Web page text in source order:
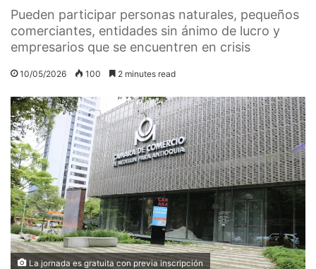
Pueden participar personas naturales, pequeños
comerciantes, entidades sin ánimo de lucro y
empresarios que se encuentren en crisis
10/05/2026 100 2 minutes read
La jornada es gratuita con previa inscripción